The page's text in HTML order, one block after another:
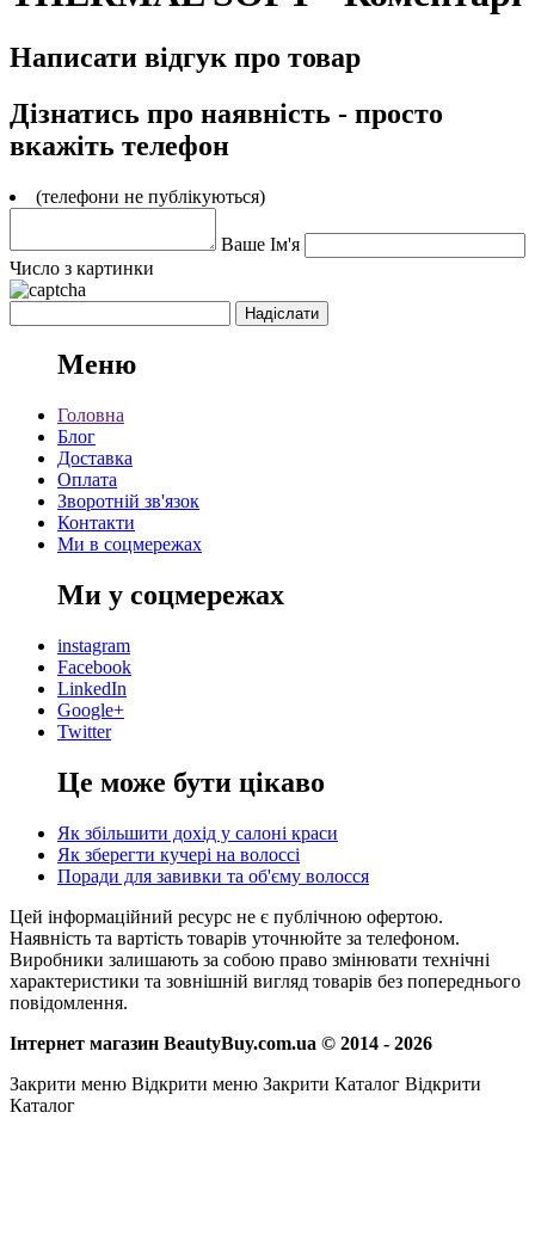
Написати відгук про товар
Дізнатись про наявність - просто
вкажіть телефон
(телефони не публікуються)
Ваше Ім'я
Число з картинки
Меню
Головна
Блог
Доставка
Оплата
Зворотній зв'язок
Контакти
Ми в соцмережах
Ми у соцмережах
instagram
Facebook
LinkedIn
Google+
Twitter
Це може бути цікаво
Як збільшити дохід у салоні краси
Як зберегти кучері на волоссі
Поради для завивки та об'єму волосся
Цей інформаційний ресурс не є публічною офертою.
Наявність та вартість товарів уточнюйте за телефоном.
Виробники залишають за собою право змінювати технічні
характеристики та зовнішній вигляд товарів без попереднього
повідомлення.
Інтернет магазин BeautyBuy.com.ua © 2014 - 2026
Закрити меню Відкрити меню Закрити Каталог Відкрити
Каталог